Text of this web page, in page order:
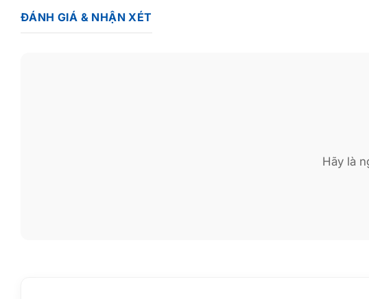
động chuyển sang mạng 4G, đảm bảo truyền tải dữ liệu liên tục. Đây là
ĐÁNH GIÁ & NHẬN XÉT
Hãy là